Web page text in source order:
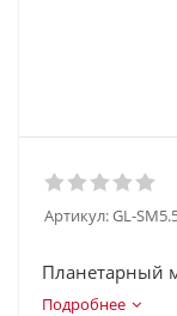
Артикул:GL-
Планетарный
Подробнее